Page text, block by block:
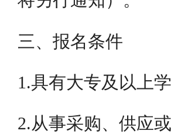
三、报名条件
1.具有大专及以上
2.从事采购、供应